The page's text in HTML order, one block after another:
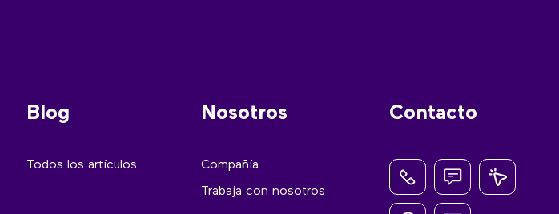
Blog
Todos los artículos
Nosotros
Compañía
Trabaja con nosotros
Contacto